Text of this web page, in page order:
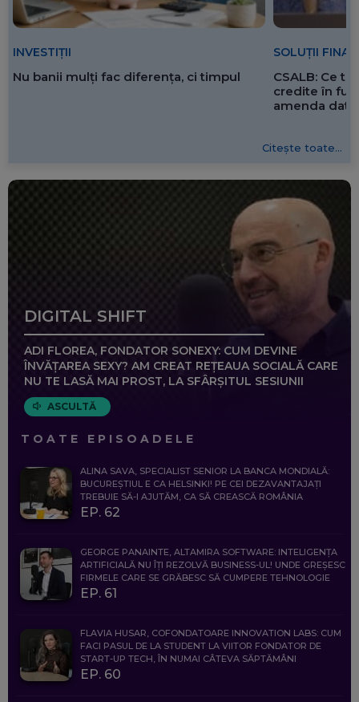
INVESTIȚII
Nu banii mulți fac diferența, ci timpul
SOLUȚII
CSALB: Ce
credite în
amenda
Citește toate...
DIGITAL SHIFT
ADI FLOREA, FONDATOR SONEXY: CUM DEVINE
ÎNVĂȚAREA SEXY? AM CREAT REȚEAUA SOCIALĂ CARE
NU TE LASĂ MAI PROST, LA SFÂRȘITUL SESIUNII
ASCULTĂ
TOATE EPISOADELE
ALINA SAVA, SPECIALIST SENIOR LA BANCA MONDIALĂ:
BUCUREȘTIUL E CA HELSINKI! PE CEI DEZAVANTAJAȚI
TREBUIE SĂ-I AJUTĂM, CA SĂ CREASCĂ ROMÂNIA
EP. 62
GEORGE PANAINTE, ALTAMIRA SOFTWARE: INTELIGENȚA
ARTIFICIALĂ NU ÎȚI REZOLVĂ BUSINESS-UL! UNDE GREȘESC
FIRMELE CARE SE GRĂBESC SĂ CUMPERE TEHNOLOGIE
EP. 61
FLAVIA HUSAR, COFONDATOARE INNOVATION LABS: CUM
FACI PASUL DE LA STUDENT LA VIITOR FONDATOR DE
START-UP TECH, ÎN NUMAI CÂTEVA SĂPTĂMÂNI
EP. 60